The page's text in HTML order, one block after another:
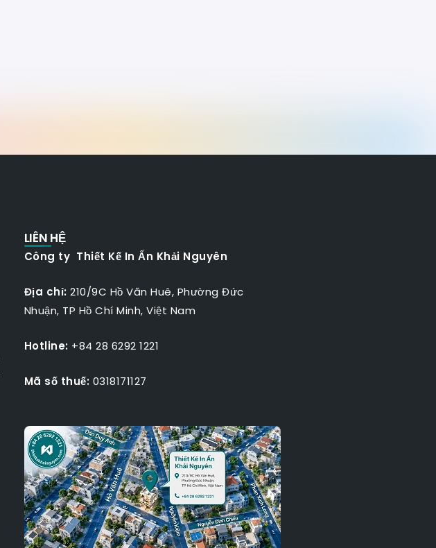
LIÊN HỆ
Công ty Thiết Kế In Ấn Khải Nguyên
Địa chỉ: 210/9C Hồ Văn Huê, Phường Đức
Nhuận, TP Hồ Chí Minh, Việt Nam
Hotline: +84 28 6292 1221
Mã số thuế: 0318171127